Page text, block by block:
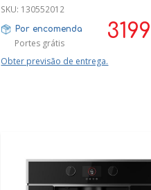
PERFIS EM COBRE
3199
SKU: 130552012
Por encomenda
Portes grátis
Obter previsão de entrega.